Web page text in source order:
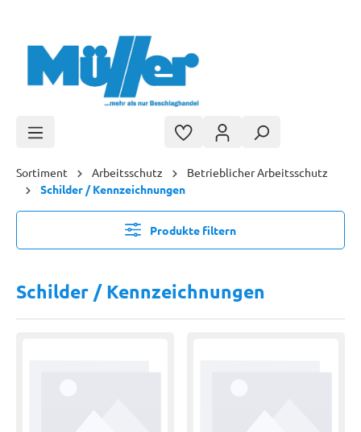
Sortiment Arbeitsschutz
Betrieblicher Arbeitsschutz
Schilder / Kennzeichnungen
Produkte filtern
Schilder / Kennzeichnungen